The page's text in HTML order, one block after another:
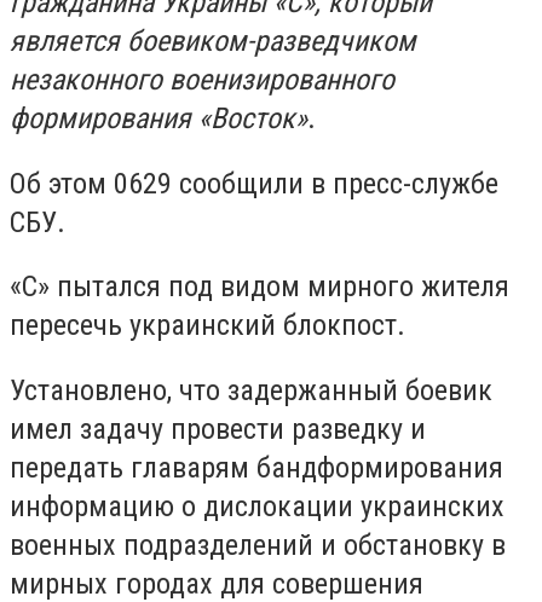
является боевиком-разведчиком
незаконного военизированного
формирования «Восток».
Об этом 0629 сообщили в пресс-службе
СБУ.
«С» пытался под видом мирного жителя
пересечь украинский блокпост.
Установлено, что задержанный боевик
имел задачу провести разведку и
передать главарям бандформирования
информацию о дислокации украинских
военных подразделений и обстановку в
мирных городах для совершения